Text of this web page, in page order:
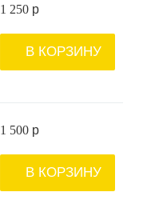
1 250 p
В КОРЗИНУ
1 500 p
В КОРЗИНУ